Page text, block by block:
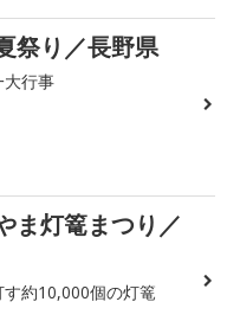
祭り／長野県
行事
ま灯篭まつり／
約10,000個の灯篭